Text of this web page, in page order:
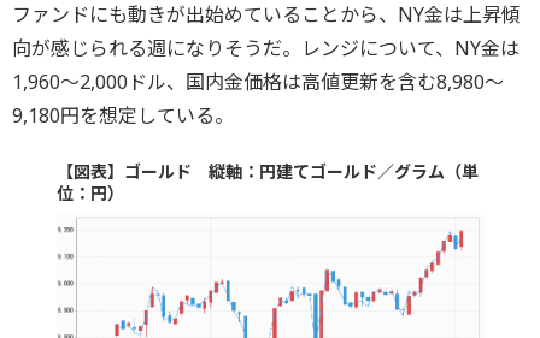
ファンドにも動きが出始めていることから、NY金は上昇傾
向が感じられる週になりそうだ。レンジについて、NY金は
1,960～2,000ドル、国内金価格は高値更新を含む8,980～
9,180円を想定している。
【図表】ゴールド 縦軸：円建てゴールド／グラム（単
位：円）